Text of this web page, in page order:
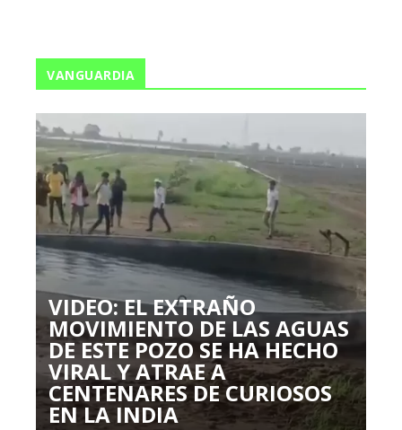
VANGUARDIA
VIDEO: EL EXTRAÑO
MOVIMIENTO DE LAS AGUAS
DE ESTE POZO SE HA HECHO
VIRAL Y ATRAE A
CENTENARES DE CURIOSOS
EN LA INDIA